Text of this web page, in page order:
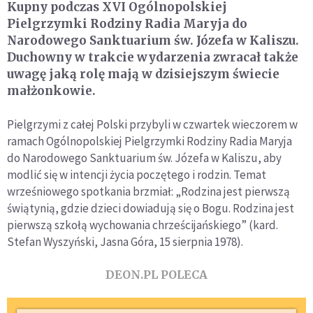
Kupny podczas XVI Ogólnopolskiej
Pielgrzymki Rodziny Radia Maryja do
Narodowego Sanktuarium św. Józefa w Kaliszu.
Duchowny w trakcie wydarzenia zwracał także
uwagę jaką rolę mają w dzisiejszym świecie
małżonkowie.
Pielgrzymi z całej Polski przybyli w czwartek wieczorem w
ramach Ogólnopolskiej Pielgrzymki Rodziny Radia Maryja
do Narodowego Sanktuarium św. Józefa w Kaliszu, aby
modlić się w intencji życia poczętego i rodzin. Temat
wrześniowego spotkania brzmiał: „Rodzina jest pierwszą
świątynią, gdzie dzieci dowiadują się o Bogu. Rodzina jest
pierwszą szkołą wychowania chrześcijańskiego” (kard.
Stefan Wyszyński, Jasna Góra, 15 sierpnia 1978).
DEON.PL POLECA